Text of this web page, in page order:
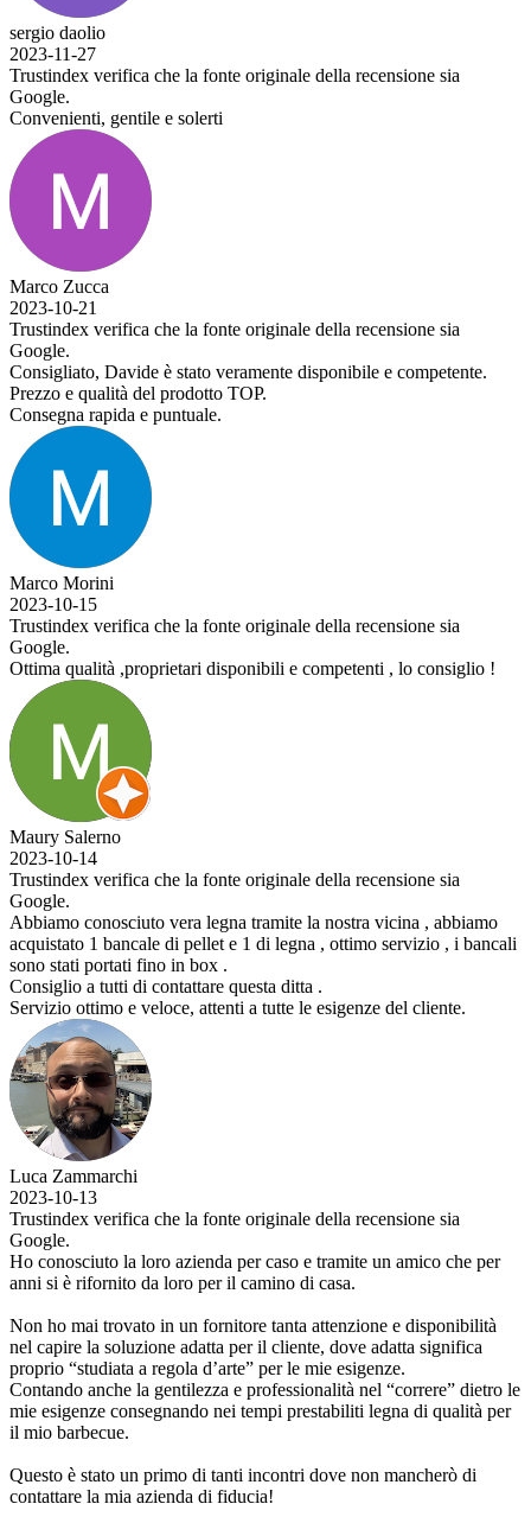
sergio daolio
2023-11-27
Trustindex verifica che la fonte originale della recensione sia
Google.
Convenienti, gentile e solerti
Marco Zucca
2023-10-21
Trustindex verifica che la fonte originale della recensione sia
Google.
Consigliato, Davide è stato veramente disponibile e competente.
Prezzo e qualità del prodotto TOP.
Consegna rapida e puntuale.
Marco Morini
2023-10-15
Trustindex verifica che la fonte originale della recensione sia
Google.
Ottima qualità ,proprietari disponibili e competenti , lo consiglio !
Maury Salerno
2023-10-14
Trustindex verifica che la fonte originale della recensione sia
Google.
Abbiamo conosciuto vera legna tramite la nostra vicina , abbiamo
acquistato 1 bancale di pellet e 1 di legna , ottimo servizio , i bancali
sono stati portati fino in box .
Consiglio a tutti di contattare questa ditta .
Servizio ottimo e veloce, attenti a tutte le esigenze del cliente.
Luca Zammarchi
2023-10-13
Trustindex verifica che la fonte originale della recensione sia
Google.
Ho conosciuto la loro azienda per caso e tramite un amico che per
anni si è rifornito da loro per il camino di casa.
Non ho mai trovato in un fornitore tanta attenzione e disponibilità
nel capire la soluzione adatta per il cliente, dove adatta significa
proprio “studiata a regola d’arte” per le mie esigenze.
Contando anche la gentilezza e professionalità nel “correre” dietro le
mie esigenze consegnando nei tempi prestabiliti legna di qualità per
il mio barbecue.
Questo è stato un primo di tanti incontri dove non mancherò di
contattare la mia azienda di fiducia!